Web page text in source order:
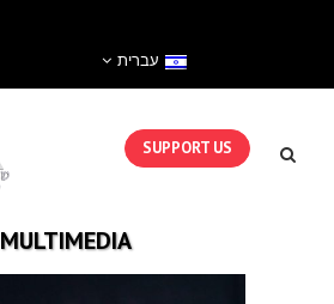
עברית
SUPPORT US
MULTIMEDIA